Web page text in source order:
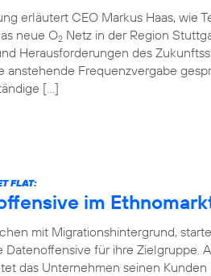
erläutert CEO Markus Haas, wie
neue O2 Netz in der Region
Herausforderungen des
Frequenzvergabe
[…]
FLAT:
im
mit Migrationshintergrund,
für ihre Zielgruppe.
das Unternehmen seinen Kunden